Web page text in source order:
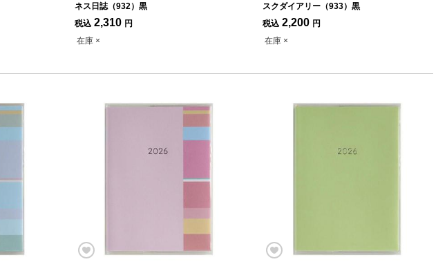
ネス日誌（932）黒
税込 2,310 円
在庫 ×
スクダイアリー（933）黒
税込 2,200 円
在庫 ×